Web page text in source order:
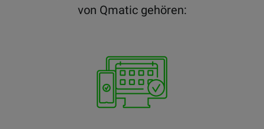
von Qmatic gehören: